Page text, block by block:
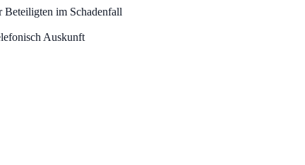
im Schadenfall
Auskunft